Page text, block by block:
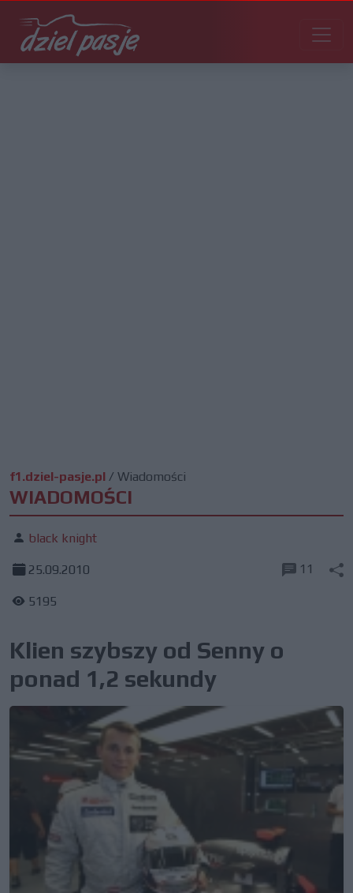
f1.dziel-pasje.pl / Wiadomości
WIADOMOŚCI
black knight
25.09.2010
5195
11
Klien szybszy od Senny o
ponad 1,2 sekundy